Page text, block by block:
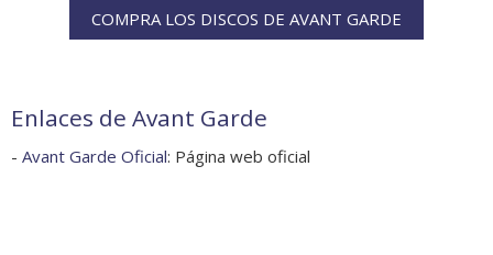
COMPRA LOS DISCOS DE AVANT GARDE
Enlaces de Avant Garde
- Avant Garde Oficial: Página web oficial